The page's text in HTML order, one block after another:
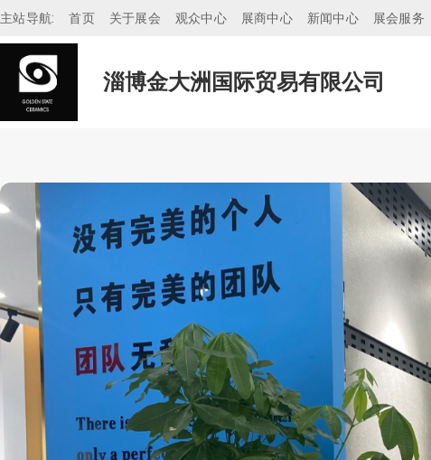
主站导航: 首页 关于展会 观众中心 展商中心 新闻中心 展会服务
淄博金大洲国际贸易有限公司